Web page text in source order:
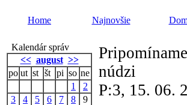
Home Najnovšie
Kalendár správ
<< august >>
po ut st št pi so ne
1
2
3
4 5 6 7 8
9
núdzi
P:3, 15. 06.